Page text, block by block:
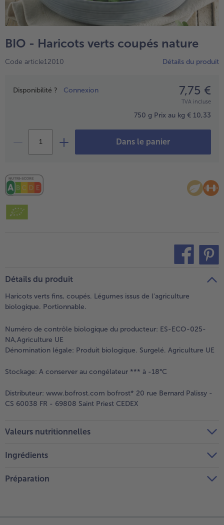
TousPlats cuisinés
Boulangerie & Pâtisserie
TousBoulangerie & Pâtisserie
TousEntrées, Apéritifs & Snacks
Produits non surgelés
TousProduits non surgelés
BIO - Haricots verts coupés nature
Code article12010 Détails du produit
Prix
Disponibilité ? Connexion 7,75 €
TVA incluse
750 g Prix au kg € 10,33
Dans le panier
Détails du produit
Haricots verts fins, coupés. Légumes issus de l'agriculture
biologique. Portionnable.
Numéro de contrôle biologique du producteur: ES-ECO-025-
NA,Agriculture UE
Dénomination légale: Produit biologique. Surgelé. Agriculture UE
Stockage: A conserver au congélateur *** à -18°C
Distributeur: www.bofrost.com bofrost* 20 rue Bernard Palissy -
CS 60038 FR - 69808 Saint Priest CEDEX
Valeurs nutritionnelles
Ingrédients
Préparation